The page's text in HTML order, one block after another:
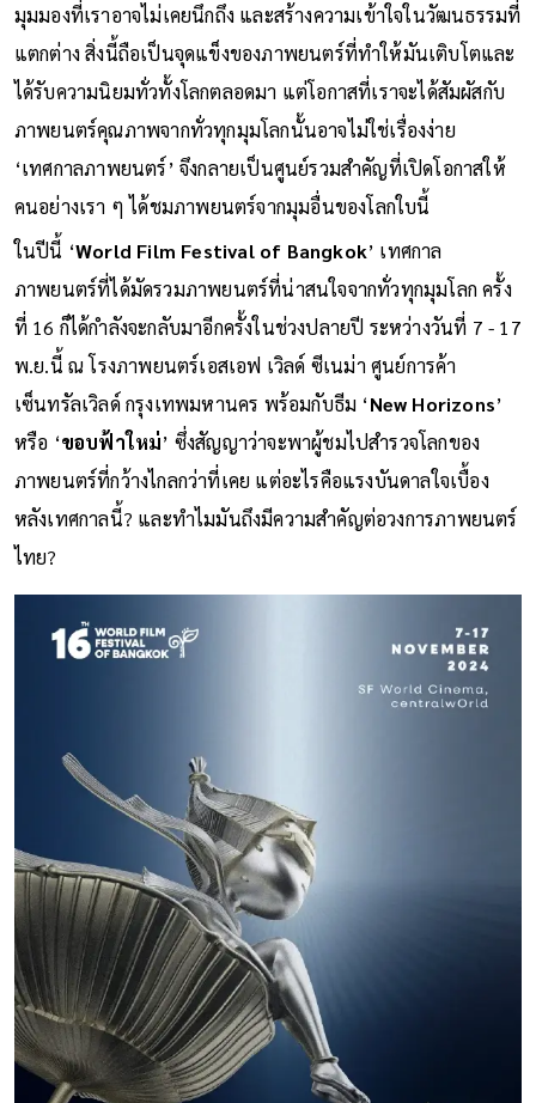
มุมมองที่เราอาจไม่เคยนึกถึง และสร้างความเข้าใจในวัฒนธรรมที่
แตกต่าง สิ่งนี้ถือเป็นจุดแข็งของภาพยนตร์ที่ทำให้มันเติบโตและ
ได้รับความนิยมทั่วทั้งโลกตลอดมา แต่โอกาสที่เราจะได้สัมผัสกับ
ภาพยนตร์คุณภาพจากทั่วทุกมุมโลกนั้นอาจไม่ใช่เรื่องง่าย
‘เทศกาลภาพยนตร์’ จึงกลายเป็นศูนย์รวมสำคัญที่เปิดโอกาสให้
คนอย่างเรา ๆ ได้ชมภาพยนตร์จากมุมอื่นของโลกใบนี้
ในปีนี้ ‘World Film Festival of Bangkok’ เทศกาล
ภาพยนตร์ที่ได้มัดรวมภาพยนตร์ที่น่าสนใจจากทั่วทุกมุมโลก ครั้ง
ที่ 16 ก็ได้กำลังจะกลับมาอีกครั้งในช่วงปลายปี ระหว่างวันที่ 7 - 17
พ.ย.นี้ ณ โรงภาพยนตร์เอสเอฟ เวิลด์ ซีเนม่า ศูนย์การค้า
เซ็นทรัลเวิลด์ กรุงเทพมหานคร พร้อมกับธีม ‘New Horizons’
หรือ ‘ขอบฟ้าใหม่’ ซึ่งสัญญาว่าจะพาผู้ชมไปสำรวจโลกของ
ภาพยนตร์ที่กว้างไกลกว่าที่เคย แต่อะไรคือแรงบันดาลใจเบื้อง
หลังเทศกาลนี้? และทำไมมันถึงมีความสำคัญต่อวงการภาพยนตร์
ไทย?